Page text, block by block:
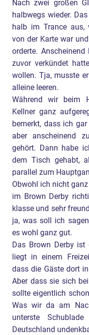
Nach zwei großen
halbwegs wieder.
halb im Trance aus,
von der Karte war
orderte.
zuvor verkündet
wollen. Tja, musste
alleine leeren.
Während wir beim
Kellner ganz
bemerkt, dass ich
aber anscheinend
gehört. Dann habe
dem Tisch gehabt,
parallel zum
Obwohl ich nicht
im Brown Derby
klasse und sehr
ja, was soll ich
es wohl ganz gut.
Das Brown Derby ist
liegt in einem
dass die Gäste dort
Aber dass sie sich
sollte eigentlich
Was wir da am
unterste
Deutschland